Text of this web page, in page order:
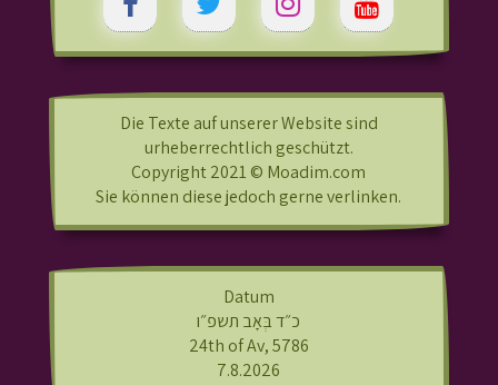
Die Texte auf unserer Website sind
urheberrechtlich geschützt.
Copyright 2021 © Moadim.com
Sie können diese jedoch gerne verlinken.
Datum
כ״ד בְּאָב תשפ״ו
24th of Av, 5786
7.8.2026